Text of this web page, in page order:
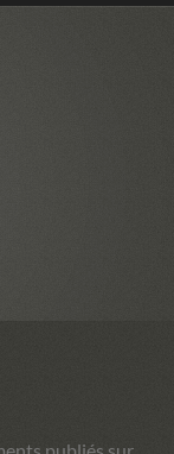
publiés sur